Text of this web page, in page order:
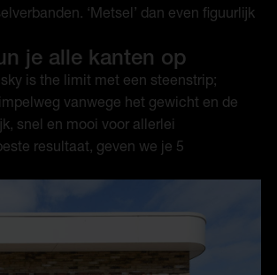
‘Metsel’ dan even figuurlijk
je alle kanten op
is the limit met een steenstrip;
vanwege het gewicht en de
snel en mooi voor allerlei
resultaat, geven we je 5